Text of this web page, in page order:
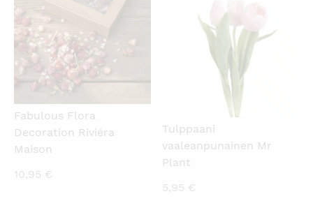
Fabulous Flora
Decoration Riviéra
Maison
10,95 €
Tulppaani
vaaleanpunainen Mr
Plant
5,95 €